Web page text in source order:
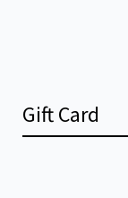
Gift Card